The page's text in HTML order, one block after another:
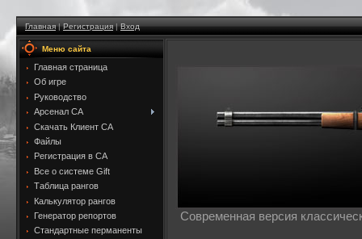
Главная|Регистрация|Вход
Меню сайта
Главная страница
Об игре
Руководство
Арсенал CA
Скачать Клиент CA
Файлы
Регистрация в CA
Все о системе Gift
Таблица рангов
Калькулятор рангов
Генератор репортов
Стандартные перманенты
Современная версия